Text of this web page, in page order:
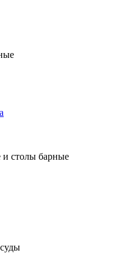
и столы барные